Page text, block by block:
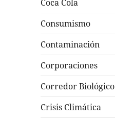
Coca Cola
Consumismo
Contaminación
Corporaciones
Corredor Biológico
Crisis Climática